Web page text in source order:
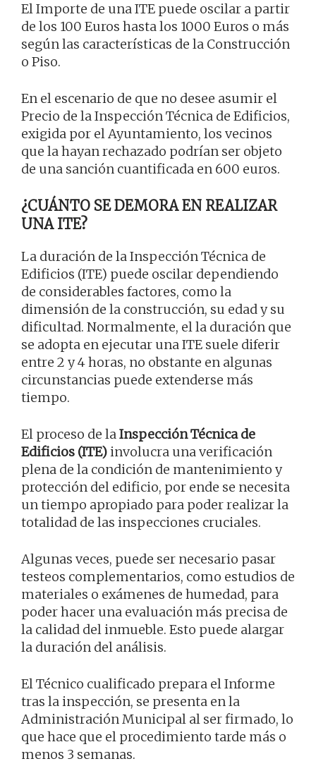
El Importe de una ITE puede oscilar a partir
de los 100 Euros hasta los 1000 Euros o más
según las características de la Construcción
o Piso.
En el escenario de que no desee asumir el
Precio de la Inspección Técnica de Edificios,
exigida por el Ayuntamiento, los vecinos
que la hayan rechazado podrían ser objeto
de una sanción cuantificada en 600 euros.
¿CUÁNTO SE DEMORA EN REALIZAR
UNA ITE?
La duración de la Inspección Técnica de
Edificios (ITE) puede oscilar dependiendo
de considerables factores, como la
dimensión de la construcción, su edad y su
dificultad. Normalmente, el la duración que
se adopta en ejecutar una ITE suele diferir
entre 2 y 4 horas, no obstante en algunas
circunstancias puede extenderse más
tiempo.
El proceso de laInspección Técnica de
Edificios (ITE)involucra una verificación
plena de la condición de mantenimiento y
protección del edificio, por ende se necesita
un tiempo apropiado para poder realizar la
totalidad de las inspecciones cruciales.
Algunas veces, puede ser necesario pasar
testeos complementarios, como estudios de
materiales o exámenes de humedad, para
poder hacer una evaluación más precisa de
la calidad del inmueble. Esto puede alargar
la duración del análisis.
El Técnico cualificado prepara el Informe
tras la inspección, se presenta en la
Administración Municipal al ser firmado, lo
que hace que el procedimiento tarde más o
menos 3 semanas.